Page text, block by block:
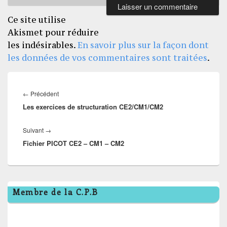
Ce site utilise
Akismet pour réduire
les indésirables.En savoir plus sur la façon dont
les données de vos commentaires sont traitées.
de
← PrécédentArticle
précédent :
Les exercices de structuration CE2/CM1/CM2
Suivant →
suivant :
Fichier PICOT CE2 – CM1 – CM2
Zone
principale
de
Membre de la C.P.B